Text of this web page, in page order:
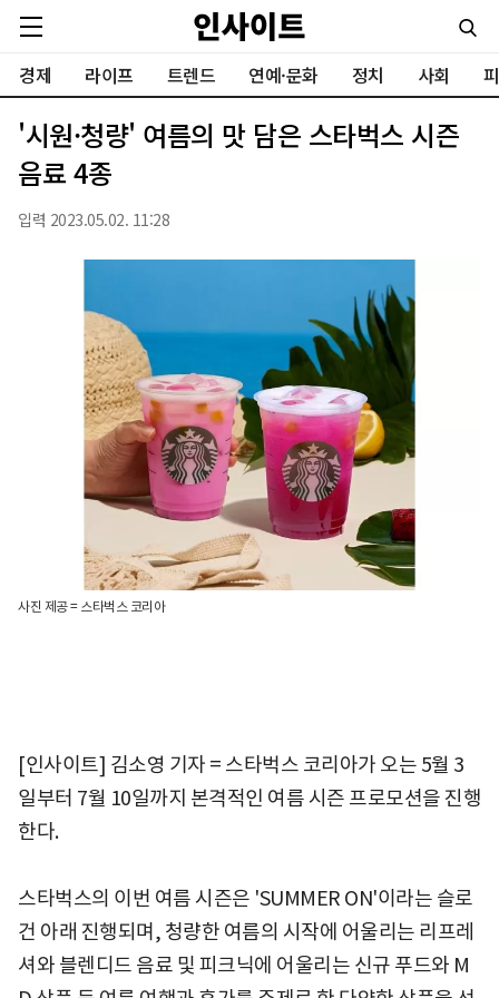
경제 라이프 트렌드 연예·문화 정치 사회
'시원·청량' 여름의 맛 담은 스타벅스 시즌
음료 4종
입력 2023.05.02. 11:28
사진 제공 = 스타벅스 코리아
[인사이트] 김소영 기자 = 스타벅스 코리아가 오는 5월 3
일부터 7월 10일까지 본격적인 여름 시즌 프로모션을 진행
한다.
스타벅스의 이번 여름 시즌은 'SUMMER ON'이라는 슬로
건 아래 진행되며, 청량한 여름의 시작에 어울리는 리프레
셔와 블렌디드 음료 및 피크닉에 어울리는 신규 푸드와 M